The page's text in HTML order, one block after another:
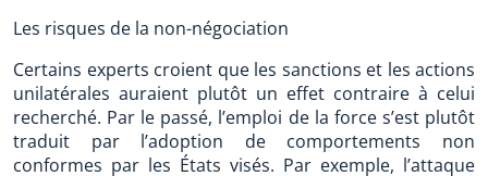
Les risques de la non-négociation
Certains experts croient que les sanctions et les actions
unilatérales auraient plutôt un effet contraire à celui
recherché. Par le passé, l’emploi de la force s’est plutôt
traduit par l’adoption de comportements non
conformes par les États visés. Par exemple, l’attaque